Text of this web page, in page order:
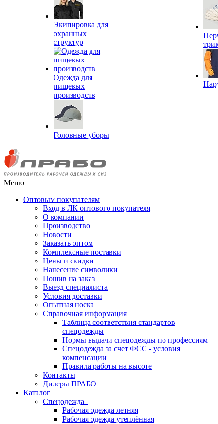
Экипировка для
охранных
структур
Одежда для
пищевых
производств
Головные уборы
Меню
Оптовым покупателям
Вход в ЛК оптового покупателя
О компании
Производство
Новости
Заказать оптом
Комплексные поставки
Цены и скидки
Нанесение символики
Пошив на заказ
Выезд специалиста
Условия доставки
Опытная носка
Справочная информация
Таблица соответствия стандартов
спецодежды
Нормы выдачи спецодежды по профессиям
Спецодежда за счет ФСС - условия
компенсации
Правила работы на высоте
Контакты
Дилеры ПРАБО
Каталог
Спецодежда
Рабочая одежда летняя
Рабочая одежда утеплённая